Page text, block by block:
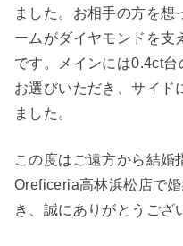
ました。お相手の方を想
ームがダイヤモンドを支
です。メインには0.4ct
お選びいただき、サイド
ました。
この度はご遠方から結婚
Oreficeria高林浜松店で
き
、誠にありがとうござ